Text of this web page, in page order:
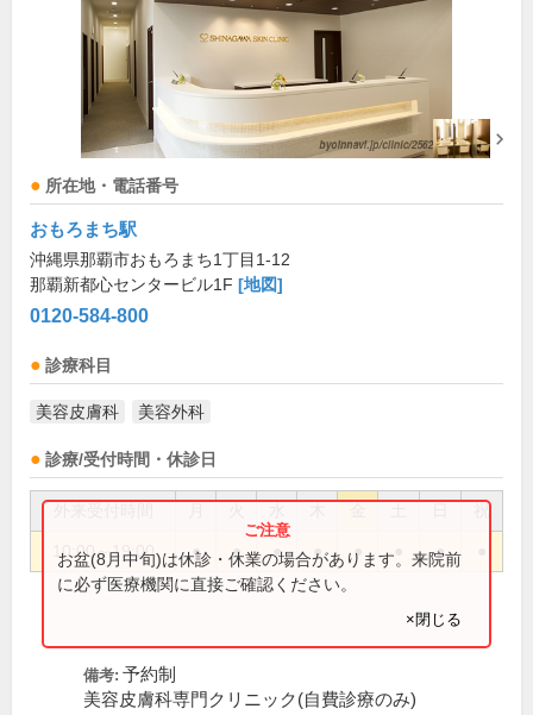
所在地・電話番号
おもろまち駅
沖縄県那覇市おもろまち1丁目1-12
那覇新都心センタービル1F [地図]
0120-584-800
診療科目
美容皮膚科 美容外科
診療/受付時間・休診日
祝
10:00～19:00 ● ● ● ● ● ●
お盆(8月中旬)は休診・休業の場合があります。来院前
に必ず医療機関に直接ご確認ください。
×閉じる
備考: 予約制
美容皮膚科専門クリニック(自費診療のみ)